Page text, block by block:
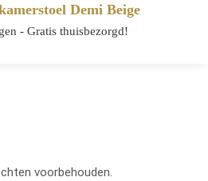
Demi Beige
- Gratis thuisbezorgd!
voorbehouden.